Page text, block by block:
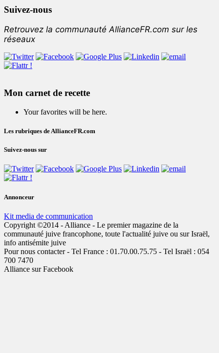
Suivez-nous
Retrouvez la communauté AllianceFR.com sur les
réseaux
Mon carnet de recette
Your favorites will be here.
Les rubriques de AllianceFR.com
Suivez-nous sur
Annonceur
Kit media de communication
Copyright ©2014 - Alliance - Le premier magazine de la
communauté juive francophone, toute l'actualité juive ou sur Israël,
info antisémite juive
Pour nous contacter - Tel France : 01.70.00.75.75 - Tel Israël : 054
700 7470
Alliance sur Facebook